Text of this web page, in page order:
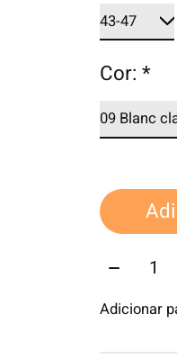
Cor:*
Adicionar